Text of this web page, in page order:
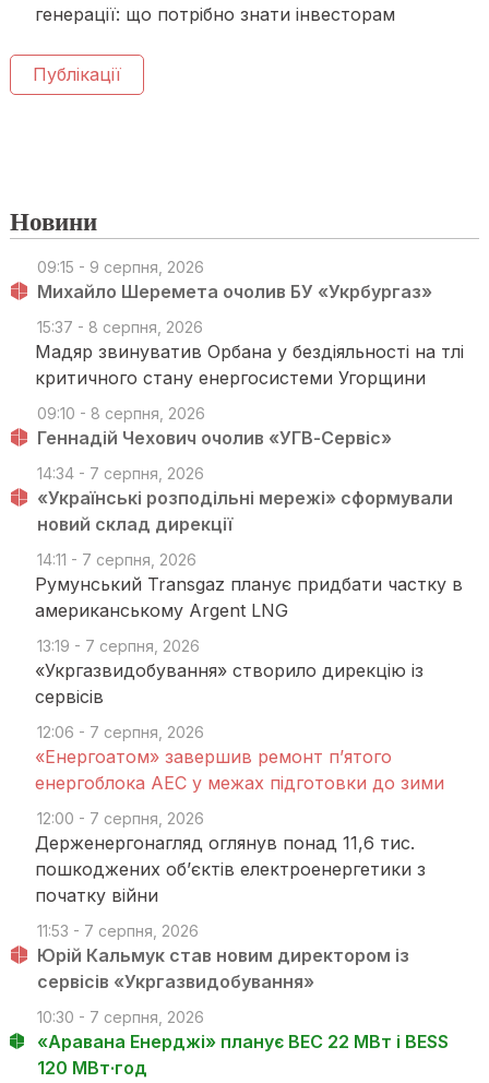
генерації: що потрібно знати інвесторам
Публікації
Новини
09:15 - 9 серпня, 2026
Михайло Шеремета очолив БУ «Укрбургаз»
15:37 - 8 серпня, 2026
Мадяр звинуватив Орбана у бездіяльності на тлі
критичного стану енергосистеми Угорщини
09:10 - 8 серпня, 2026
Геннадій Чехович очолив «УГВ-Сервіс»
14:34 - 7 серпня, 2026
«Українські розподільні мережі» сформували
новий склад дирекції
14:11 - 7 серпня, 2026
Румунський Transgaz планує придбати частку в
американському Argent LNG
13:19 - 7 серпня, 2026
«Укргазвидобування» створило дирекцію із
сервісів
12:06 - 7 серпня, 2026
«Енергоатом» завершив ремонт п’ятого
енергоблока АЕС у межах підготовки до зими
12:00 - 7 серпня, 2026
Держенергонагляд оглянув понад 11,6 тис.
пошкоджених об’єктів електроенергетики з
початку війни
11:53 - 7 серпня, 2026
Юрій Кальмук став новим директором із
сервісів «Укргазвидобування»
10:30 - 7 серпня, 2026
«Аравана Енерджі» планує ВЕС 22 МВт і BESS
120 МВт·год